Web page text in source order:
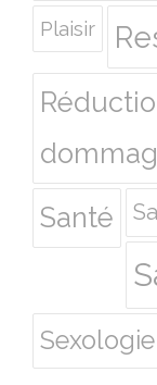
Plaisir
Santé
Sexologie